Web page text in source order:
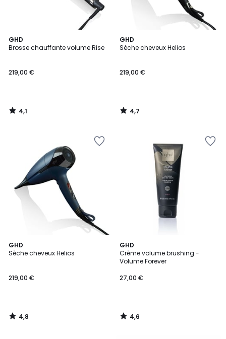
GHD
Brosse chauffante volume Rise
219,00 €
4,1
/ 5
4,1
/
GHD
Sèche cheveux Helios
219,00 €
4,7
/ 5
4,7
/
GHD
Sèche cheveux Helios
219,00 €
4,8
/ 5
4,8
/
GHD
Crème volume brushing -
Volume Forever
27,00 €
4,6
/ 5
4,6
/